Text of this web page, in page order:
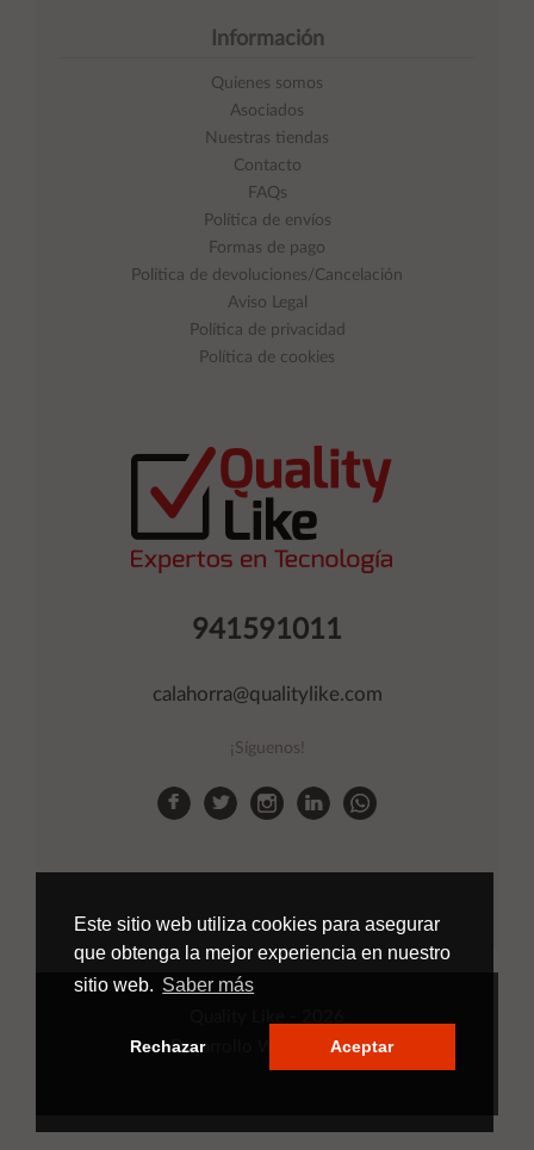
Este sitio web utiliza cookies para asegurar
que obtenga la mejor experiencia en nuestro
sitio web. Saber más
Rechazar Aceptar
941591011
calahorra@qualitylike.com
¡Síguenos!
Información
Quienes somos
Asociados
Nuestras tiendas
Contacto
FAQs
Política de envíos
Formas de pago
Política de devoluciones/Cancelación
Aviso Legal
Política de privacidad
Política de cookies
Desarrollo Web
Applinet